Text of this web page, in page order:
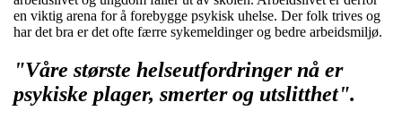
en viktig arena for å forebygge psykisk uhelse. Der folk trives og
har det bra er det ofte færre sykemeldinger og bedre arbeidsmiljø.
"Våre største helseutfordringer nå er
psykiske plager, smerter og utslitthet".